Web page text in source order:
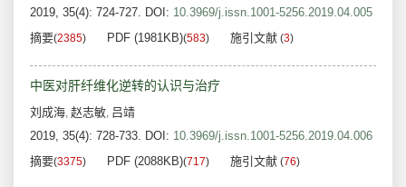
2019, 35(4): 724-727. DOI: 10.3969/j.issn.1001-5256.2019.04.005
摘要(2385) PDF (1981KB)(583) 施引文献 (3)
中医对肝纤维化逆转的认识与治疗
刘成海, 赵志敏, 吕靖
2019, 35(4): 728-733. DOI: 10.3969/j.issn.1001-5256.2019.04.006
摘要(3375) PDF (2088KB)(717) 施引文献 (76)